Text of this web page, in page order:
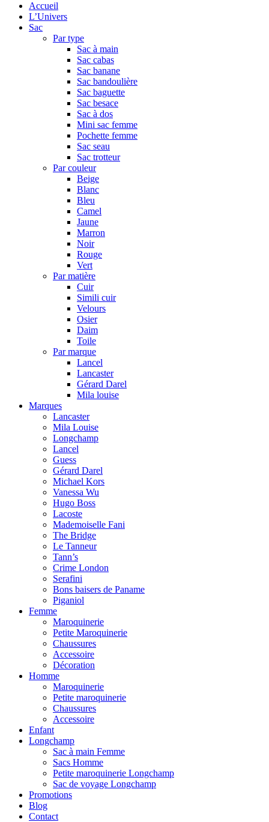
Accueil
L’Univers
Sac
Par type
Sac à main
Sac cabas
Sac banane
Sac bandoulière
Sac baguette
Sac besace
Sac à dos
Mini sac femme
Pochette femme
Sac seau
Sac trotteur
Par couleur
Beige
Blanc
Bleu
Camel
Jaune
Marron
Noir
Rouge
Vert
Par matière
Cuir
Simili cuir
Velours
Osier
Daim
Toile
Par marque
Lancel
Lancaster
Gérard Darel
Mila louise
Marques
Lancaster
Mila Louise
Longchamp
Lancel
Guess
Gérard Darel
Michael Kors
Vanessa Wu
Hugo Boss
Lacoste
Mademoiselle Fani
The Bridge
Le Tanneur
Tann’s
Crime London
Serafini
Bons baisers de Paname
Piganiol
Femme
Maroquinerie
Petite Maroquinerie
Chaussures
Accessoire
Décoration
Homme
Maroquinerie
Petite maroquinerie
Chaussures
Accessoire
Enfant
Longchamp
Sac à main Femme
Sacs Homme
Petite maroquinerie Longchamp
Sac de voyage Longchamp
Promotions
Blog
Contact